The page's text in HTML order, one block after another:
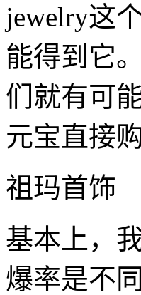
jewelry这
能得到它
们就有可
元宝直接
祖玛首饰
基本上，
爆率是不